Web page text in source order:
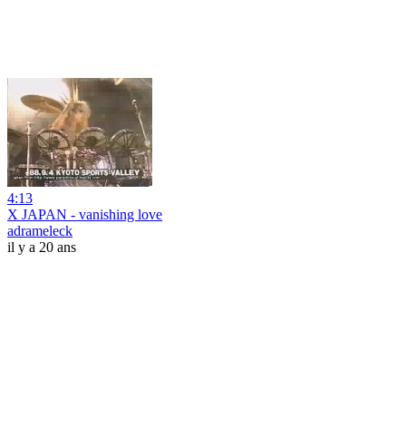
4:13
X JAPAN - vanishing love
adrameleck
il y a 20 ans